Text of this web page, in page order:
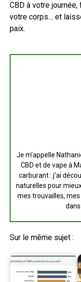
CBD à votre
votre corps… et
paix.
Je m’appelle
CBD et de vape à
carburant : j’ai
naturelles pour
mes trouvailles,
Sur le même sujet :